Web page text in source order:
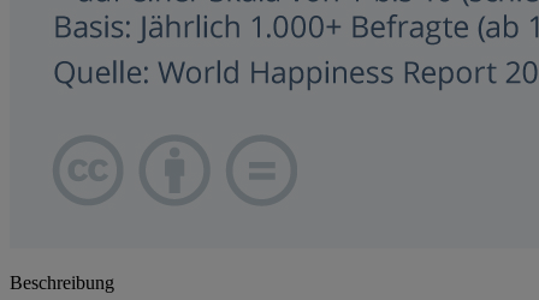
Beschreibung